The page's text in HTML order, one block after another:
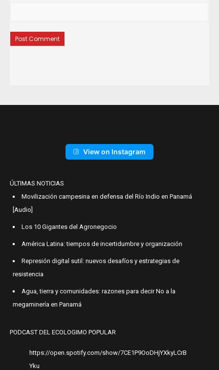
View on Instagram
ÚLTIMAS NOTICIAS
Movilización campesina en defensa del Río Indio en Panamá
[Audio]
Los 10 Gigantes del Agronegocio
América Latina: tiempos de incertidumbre y organización
Represión digital sutil: nuevos desafíos y estrategias de
resistencia
Agua, tierra y comunidades: razones para decir No a la
megaminería en Panamá
PODCAST DEL ECOLOGIMO POPULAR
https://open.spotify.com/show/7CE1P9OoDHjYXkyLCrB
Yku